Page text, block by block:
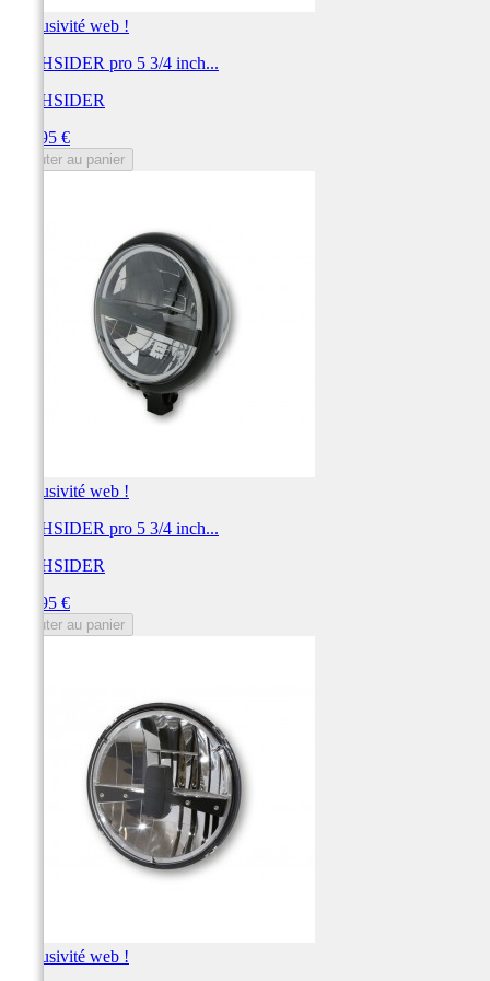
Exclusivité web !
HIGHSIDER pro 5 3/4 inch...
HIGHSIDER
249,95 €
Ajouter au panier
Exclusivité web !
HIGHSIDER pro 5 3/4 inch...
HIGHSIDER
249,95 €
Ajouter au panier
Exclusivité web !